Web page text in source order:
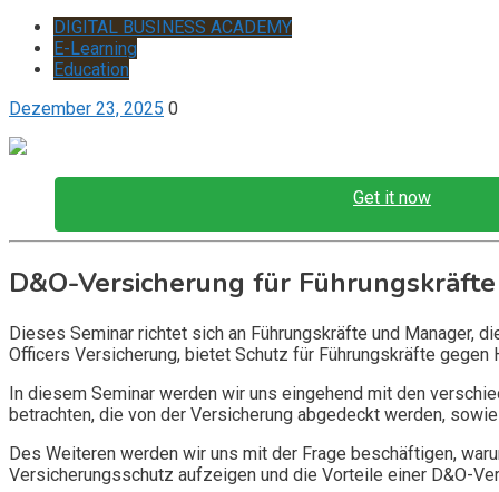
DIGITAL BUSINESS ACADEMY
E-Learning
Education
Dezember 23, 2025 0
Get it now
D&O-Versicherung für
Dieses Seminar richtet sich an Führungskräfte und Manager,
Officers Versicherung, bietet Schutz für Führungskräfte
In diesem Seminar werden wir uns eingehend mit den
betrachten, die von der Versicherung abgedeckt werden,
Des Weiteren werden wir uns mit der Frage beschäftigen,
Versicherungsschutz aufzeigen und die Vorteile einer D&O-